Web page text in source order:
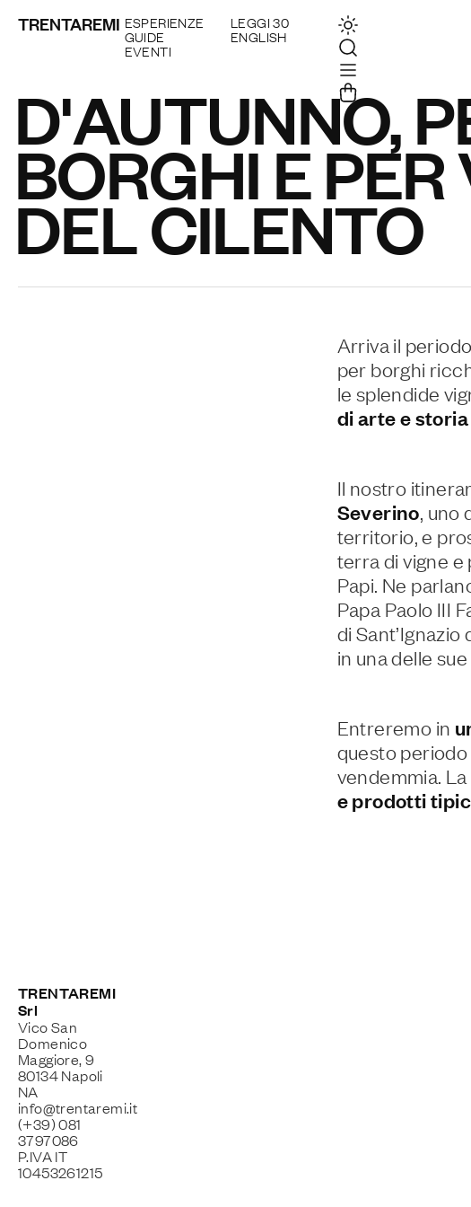
TRENTAREMI ESPERIENZE
GUIDE
EVENTI
LEGGI 30
ENGLISH
D'AUTUNNO,
BORGHI E PER
DEL CILENTO
Arriva il
per borghi
le splendide
di arte e
Il nostro
Severino, uno
territorio, e
terra di vigne
Papi. Ne
Papa Paolo III
di
in una delle
Entreremo in
questo periodo
vendemmia.
e prodotti
TRENTAREMI
Srl
Vico San
Domenico
Maggiore, 9
80134 Napoli
NA
info@trentaremi.it
(+39) 081
3797086
P.IVA IT
10453261215